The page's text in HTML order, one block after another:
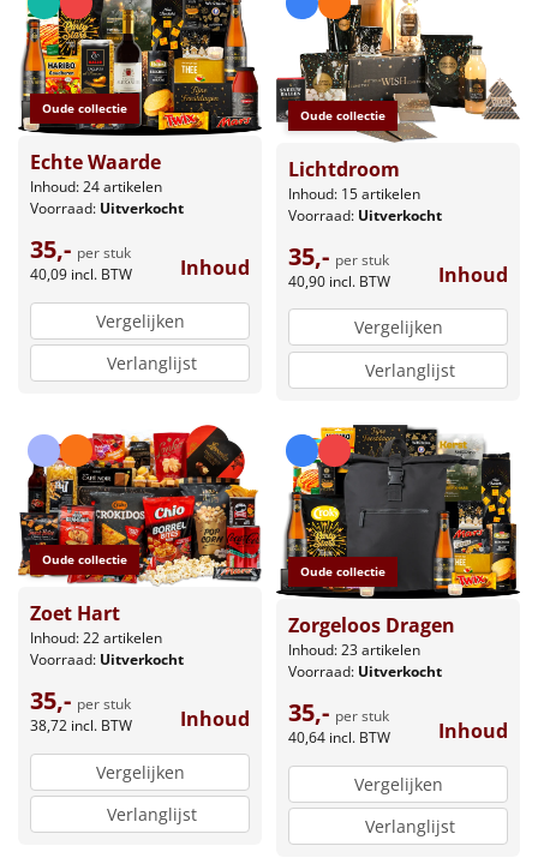
Oude collectie
Echte Waarde
Inhoud: 24 artikelen
Voorraad: Uitverkocht
35,- per stuk
40,09 incl. BTW Inhoud
Vergelijken
Verlanglijst
Oude collectie
Lichtdroom
Inhoud: 15 artikelen
Voorraad: Uitverkocht
35,- per stuk
40,90 incl. BTW Inhoud
Vergelijken
Verlanglijst
Oude collectie
Zoet Hart
Inhoud: 22 artikelen
Voorraad: Uitverkocht
35,- per stuk
38,72 incl. BTW Inhoud
Vergelijken
Verlanglijst
Oude collectie
Zorgeloos Dragen
Inhoud: 23 artikelen
Voorraad: Uitverkocht
35,- per stuk
40,64 incl. BTW Inhoud
Vergelijken
Verlanglijst